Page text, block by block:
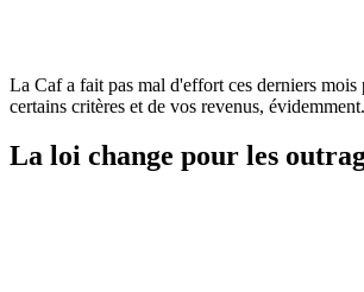
La Caf a fait pas mal d'effort ces derniers mois
certains critères et de vos revenus,
La loi change pour les